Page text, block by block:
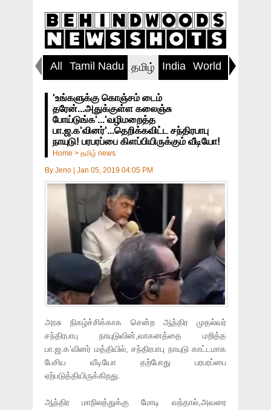
All Tamil Nadu தமிழ் India World
'உங்களுக்கு கொஞ்சம் டைம்
தரேன்...அதுக்குள்ள கலைஞ்சு
போய்டுங்க'...'வழிமறைத்த
பா.ஜ.க'வினர்'...தெறிக்கவிட்ட சந்திரபாபு
நாயுடு! பரபரப்பை கிளப்பியிருக்கும் வீடியோ!
Home > தமிழ் news
By Jeno Jan 05, 2019 04:05 PM
அரசு நிகழ்ச்சிக்காக சென்ற ஆந்திர முதல்வர்
சந்திரபாபு நாயுடுவின்,வாகனத்தை மறித்த
பா.ஜ.க'வினர் மத்தியில், சந்திரபாபு நாயுடு காட்டமாக
பேசிய வீடியோ தற்போது பரபரப்பை
ஏற்படுத்தியிருக்கிறது.
ஆந்திர மாநிலத்துக்கு மோடி வந்தால்,அவரை